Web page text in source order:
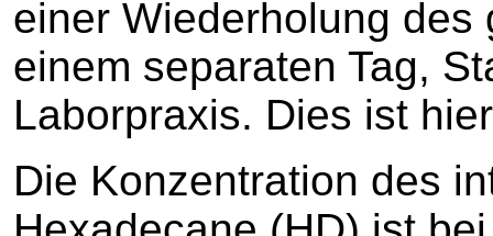
einer Wiederholung des
einem separaten Tag,
Laborpraxis. Dies ist
Die Konzentration des